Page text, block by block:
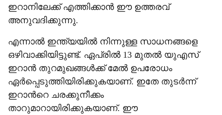
ഇറാനിലേക്ക് എത്തിക്കാന്‍ ഈ ഉത്തരവ്
അനുവദിക്കുന്നു.
എന്നാല്‍ ഇന്ത്യയില്‍ നിന്നുള്ള സാധനങ്ങളെ
ഒഴിവാക്കിയിട്ടുണ്ട്. ഏപ്രില്‍ 13 മുതല്‍ യുഎസ്
ഇറാന്‍ തുറമുഖങ്ങള്‍ക്ക് മേല്‍ ഉപരോധം
ഏര്‍പ്പെടുത്തിയിരിക്കുകയാണ്. ഇതേ തുടര്‍ന്ന്
ഇറാന്‍റെ ചരക്കുനീക്കം
താറുമാറായിരിക്കുകയാണ്. ഈ